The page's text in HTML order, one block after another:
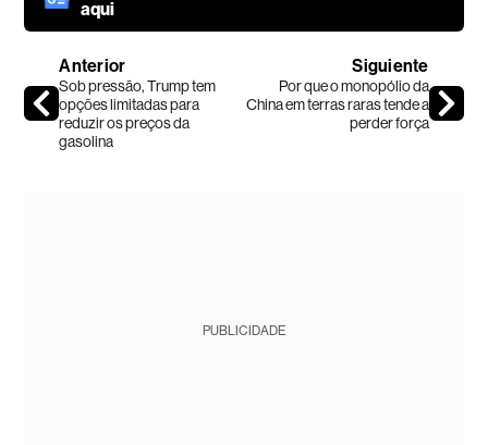
aqui
Anterior
Sob pressão, Trump tem
opções limitadas para
reduzir os preços da
gasolina
Siguiente
Por que o monopólio da
China em terras raras tende a
perder força
PUBLICIDADE